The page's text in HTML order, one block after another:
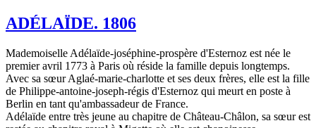
ADÉLAÏDE. 1806
Mademoiselle Adélaïde-joséphine-prospère d'Esternoz est née le
premier avril 1773 à Paris où réside la famille depuis longtemps.
Avec sa sœur Aglaé-marie-charlotte et ses deux frères, elle est la fille
de Philippe-antoine-joseph-régis d'Esternoz qui meurt en poste à
Berlin en tant qu'ambassadeur de France.
Adélaïde entre très jeune au chapitre de Château-Châlon, sa sœur est